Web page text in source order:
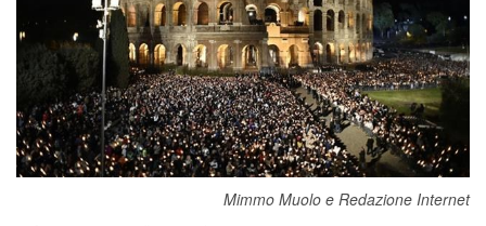
Mimmo Muolo e Redazione Internet